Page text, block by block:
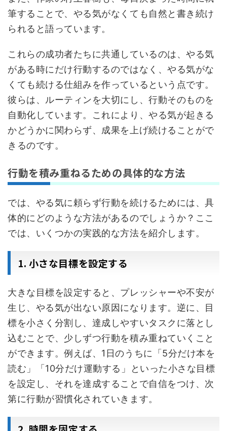
筆することで、やる気がなくても自然と書き続け
られると語っています。
これらの成功者たちに共通しているのは、やる気
がある時にだけ行動するのではなく、やる気がな
くても続ける仕組みを作っているという点です。
彼らは、ルーティンを大切にし、行動そのものを
自動化しています。これにより、やる気が起きる
かどうかに関わらず、成果を上げ続けることがで
きるのです。
行動を積み重ねるための具体的な方法
では、やる気に頼らず行動を続けるためには、具
体的にどのような方法があるのでしょうか？ここ
では、いくつかの実践的な方法を紹介します。
1. 小さな目標を設定する
大きな目標を設定すると、プレッシャーや不安が
生じ、やる気が出ない原因になります。逆に、目
標を小さく分割し、達成しやすいタスクに落とし
込むことで、少しずつ行動を積み重ねていくこと
ができます。例えば、1日のうちに「5分だけ本を
読む」「10分だけ運動する」といった小さな目標
を設定し、それを達成することで自信をつけ、次
第に行動が習慣化されていきます。